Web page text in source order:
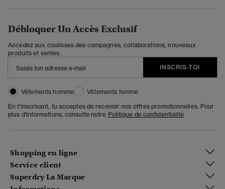
Débloquer Un Accès Exclusif
Accédez aux coulisses des campagnes, collaborations, nouveaux
produits et ventes.
INSCRIS-TOI
Vêtements homme
Vêtements femme
En t'inscrivant, tu acceptes de recevoir nos offres promotionnelles. Pour
plus d'informations, consulte notre Politique de confidentialité
Shopping en ligne
Service client
Superdry La Marque